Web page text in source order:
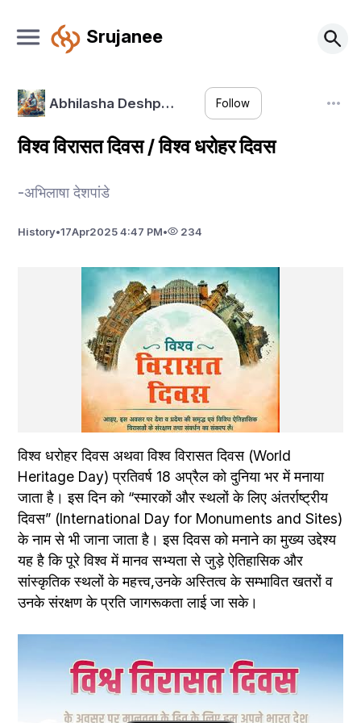
Srujanee
Abhilasha Deshp… Follow
विश्व विरासत दिवस / विश्व धरोहर दिवस
-अभिलाषा देशपांडे
History•17Apr2025 4:47 PM• 234
विश्व धरोहर दिवस अथवा विश्व विरासत दिवस (World
Heritage Day) प्रतिवर्ष 18 अप्रैल को दुनिया भर में मनाया
जाता है। इस दिन को “स्मारकों और स्थलों के लिए अंतर्राष्ट्रीय
दिवस” (International Day for Monuments and Sites)
के नाम से भी जाना जाता है। इस दिवस को मनाने का मुख्य उद्देश्य
यह है कि पूरे विश्व में मानव सभ्यता से जुड़े ऐतिहासिक और
सांस्कृतिक स्थलों के महत्त्व,उनके अस्तित्व के सम्भावित खतरों व
उनके संरक्षण के प्रति जागरूकता लाई जा सके।